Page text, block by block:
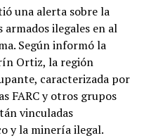
una alerta sobre la
ilegales en al
Según informó la
Ortiz, la región
caracterizada por
FARC y otros grupos
vinculadas
y la minería ilegal.